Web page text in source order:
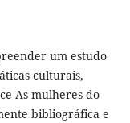
um estudo
culturais,
As mulheres do
bibliográfica e